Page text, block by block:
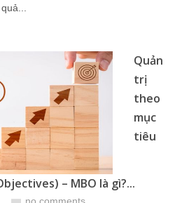
Quản
trị
theo
mục
tiêu
– MBO là gì?...